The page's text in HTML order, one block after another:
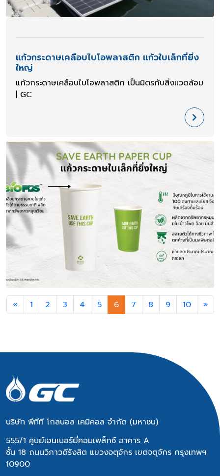
แก้วกระดาษเคลือบไบโอพลาสติก แก้วใบเล็กที่ยิ่ง
ใหญ่
แก้วกระดาษเคลือบไบโอพลาสติก เป็นมิตรกับสิ่งแวดล้อม
| GC
«Previous
1 2 3 4 5 6 7 8 9 10 »
บริษัท พีทีที โกลบอล เคมิคอล จำกัด (มหาชน)
555/1 ศูนย์เอนเนอร์ยี่คอมเพล็กซ์ อาคาร A
ชั้น 18 ถนนวิภาวดีรังสิต แขวงจตุจักร เขตจตุจักร กรุงเทพฯ
10900